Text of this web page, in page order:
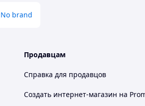
No brand
Продавцам
Справка для продавцов
Создать интернет-магазин на